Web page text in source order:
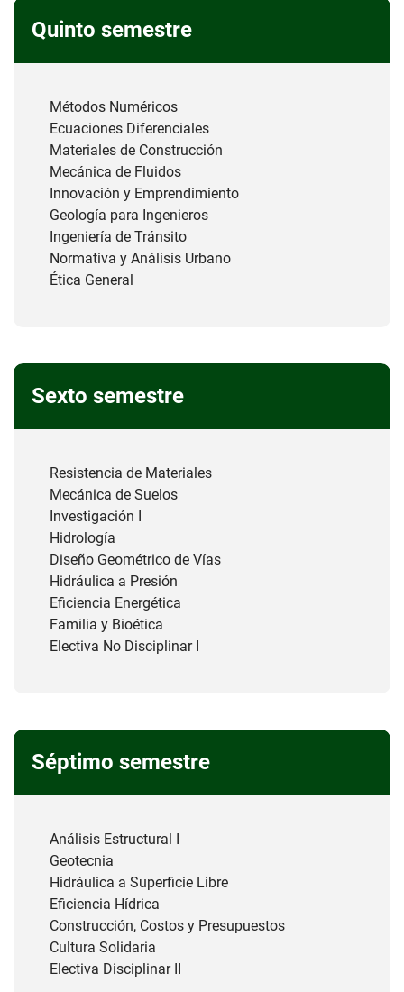
Quinto semestre
Métodos Numéricos
Ecuaciones Diferenciales
Materiales de Construcción
Mecánica de Fluidos
Innovación y Emprendimiento
Geología para Ingenieros
Ingeniería de Tránsito
Normativa y Análisis Urbano
Ética General
Sexto semestre
Resistencia de Materiales
Mecánica de Suelos
Investigación I
Hidrología
Diseño Geométrico de Vías
Hidráulica a Presión
Eficiencia Energética
Familia y Bioética
Electiva No Disciplinar I
Séptimo semestre
Análisis Estructural I
Geotecnia
Hidráulica a Superficie Libre
Eficiencia Hídrica
Construcción, Costos y Presupuestos
Cultura Solidaria
Electiva Disciplinar II